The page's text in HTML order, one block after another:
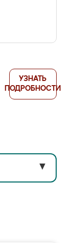
УЗНАТЬ
ПОДРОБНОСТИ
▼